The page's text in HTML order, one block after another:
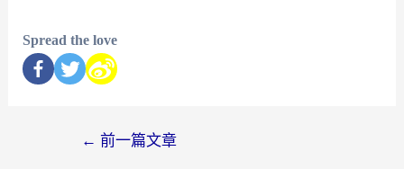
Spread the love
← 前一篇文章